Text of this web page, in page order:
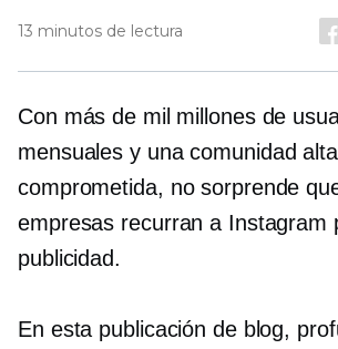
13 minutos de lectura
Con más de mil millones de
mensuales y una comunidad
comprometida, no sorprende
empresas recurran a Instagram
publicidad.
En esta publicación de blog,